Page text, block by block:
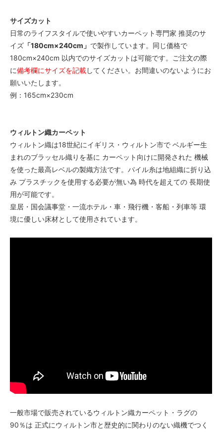
サイズカット
日常のライフスタイルで使いやすいカーペット専門家 推奨のサ
イズ 「180cm×240cm」 で製作しています。同じ価格で
180cm×240cm 以内でのサイズカットは可能です。ご注文の際
に備考欄にサイズを記載してください。お間違いのないようにお
願いいたします。
例：165cm×230cm
ウィルトン織カーペット
ウィルトン織は18世紀にイギリス・ウィルトン市で ベルギー生
まれのブラッセル織りを基に カーペット向けに開発された 機械
を使った最高レベルの製織方法です。パイル糸は地組織に折り込
み プラスチックを使用する必要が無い為 時代を超えての 長期使
用が可能です。
皇居・国会議事堂・一流ホテル・車・飛行機・客船・列車等 環
境に優しい床材として使用されています。
一般市場で販売されているウィルトン織カーペット・ラグの
90％は 正式にウィルトン市と歴史的に関わりのない織機でつく